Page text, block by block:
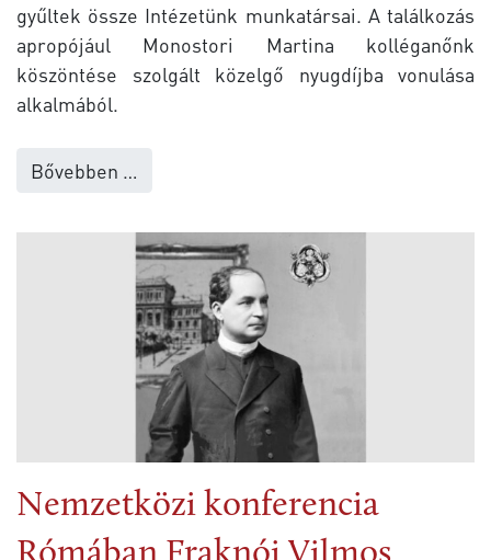
gyűltek össze Intézetünk munkatársai. A találkozás
apropójául Monostori Martina kolléganőnk
köszöntése szolgált közelgő nyugdíjba vonulása
alkalmából.
Bővebben …
Nemzetközi konferencia